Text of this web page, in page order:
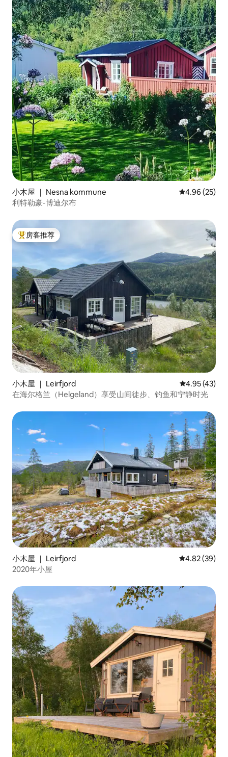
小木屋 ｜ Nesna kommune 平均评分
4.96 (25)
利特勒豪-博迪尔布
热门「房客推荐」
房客推荐
小木屋 ｜ Leirfjord 平均评分
4.95 (43)
在海尔格兰（Helgeland）享受山间徒步、钓鱼和宁静时光
小木屋 ｜ Leirfjord 平均评分
4.82 (39)
2020年小屋